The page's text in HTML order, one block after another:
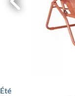
Été